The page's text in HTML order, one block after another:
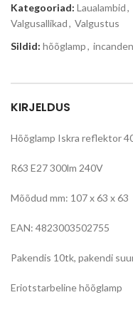
Kategooriad: Laualambid,
Valgusallikad, Valgustus
Sildid: hõõglamp,
KIRJELDUS
Hõõglamp Iskra reflektor
R63 E27 300lm 240V
Mõõdud mm: 107 x 63 x 63
EAN: 4823003502755
Pakendis 10tk, pakendi
Eriotstarbeline hõõglamp